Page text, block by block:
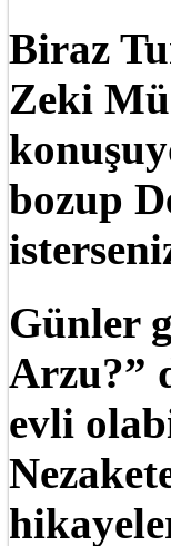
Biraz
Zeki
bozup
Günler
Arzu?”
evli